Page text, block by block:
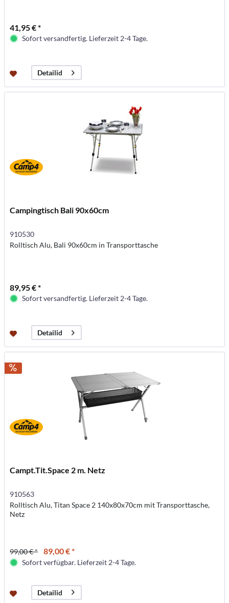
41,95 € *
Sofort versandfertig. Lieferzeit 2-4 Tage.
Detailid
Campingtisch Bali 90x60cm
910530
Rolltisch Alu, Bali 90x60cm in Transporttasche
89,95 € *
Sofort versandfertig. Lieferzeit 2-4 Tage.
Detailid
Campt.Tit.Space 2 m. Netz
910563
Rolltisch Alu, Titan Space 2 140x80x70cm mit Transporttasche,
Netz
99,00 € * 89,00 € *
Sofort verfügbar. Lieferzeit 2-4 Tage.
Detailid